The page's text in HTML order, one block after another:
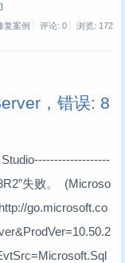
复案例 评论: 0 浏览: 172
，错误: 8
失败。 (Microso
go.microsoft.co